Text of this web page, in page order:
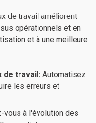
de travail améliorent
opérationnels et en
et à une meilleure
de travail: Automatisez
les erreurs et
vous à l'évolution des